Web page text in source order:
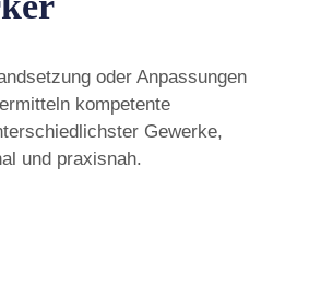
oder Anpassungen
kompetente
Gewerke,
und praxisnah.